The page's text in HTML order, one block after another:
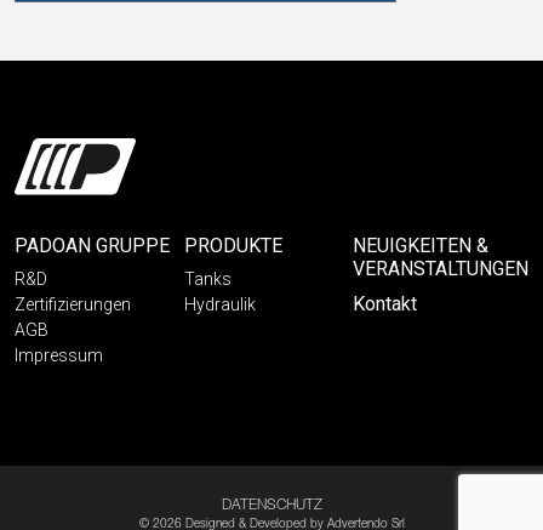
PADOAN GRUPPE
R&D
Zertifizierungen
AGB
Impressum
PRODUKTE
Tanks
Hydraulik
NEUIGKEITEN &
VERANSTALTUNGEN
Kontakt
DATENSCHUTZ
© 2026 Designed & Developed by Advertendo Srl